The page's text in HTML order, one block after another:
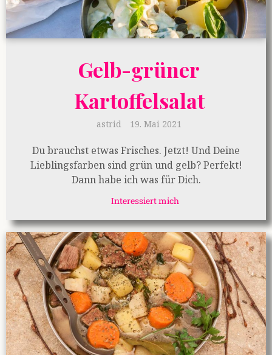
Gelb-grüner
Kartoffelsalat
astrid 19. Mai 2021
Du brauchst etwas Frisches. Jetzt! Und Deine
Lieblingsfarben sind grün und gelb? Perfekt!
Dann habe ich was für Dich.
Interessiert mich